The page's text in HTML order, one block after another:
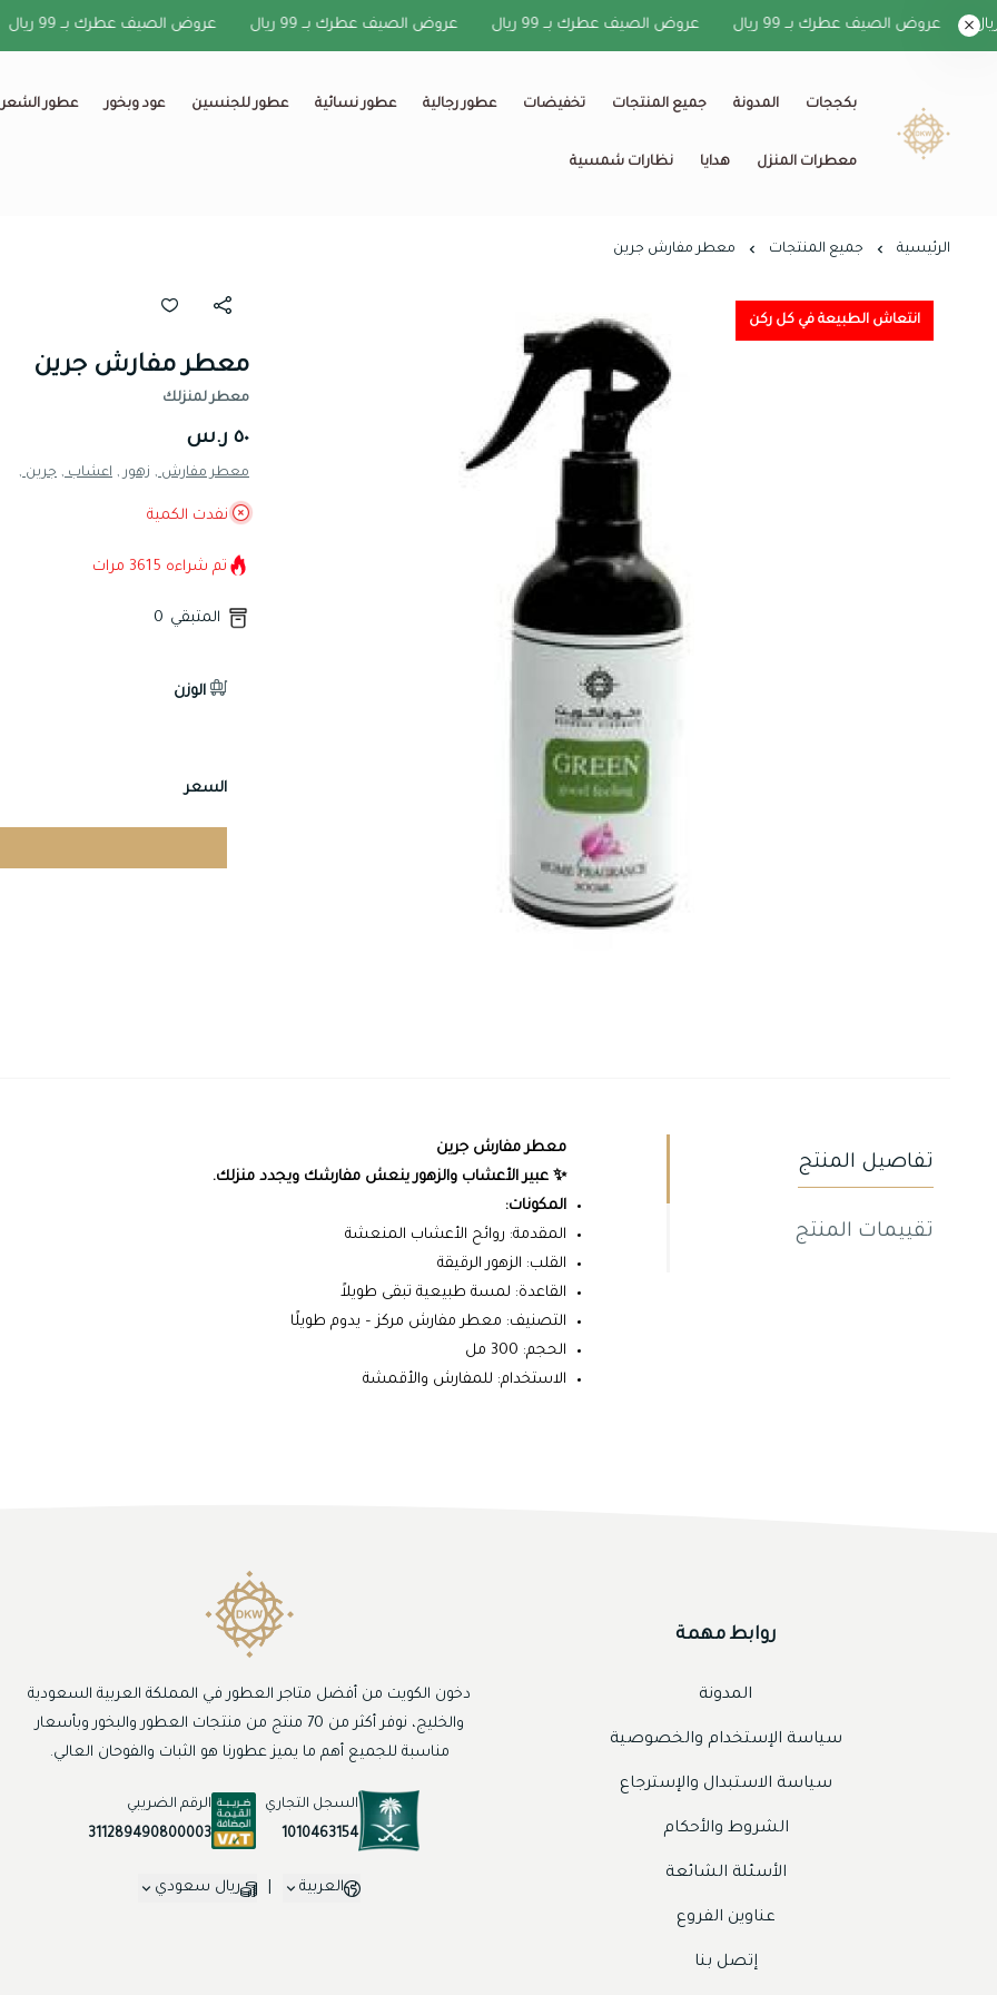
عروض الصيف عطرك بــ 99 ريال عروض الصيف عطرك بــ 99 ريال عروض الصيف عطرك بــ 99 ريال عروض الصيف عطرك بــ 99 ريال
بكججات المدونة جميع المنتجات تخفيضات عطور رجالية عطور نسائية عطور للجنسين عود وبخور عطور الشعر
معطرات المنزل هدايا نظارات شمسية
الرئيسية جميع المنتجات معطر مفارش جرين
انتعاش الطبيعة في كل ركن
معطر مفارش جرين
معطر لمنزلك
٥٠ ر.س
معطر مفارش , زهور , اعشاب , جرين ,
نفدت الكمية
تم شراءه 3615 مرات
المتبقي 0
الوزن
السعر
تفاصيل المنتج
تقييمات المنتج
معطر مفارش جرين
✨ عبير الأعشاب والزهور ينعش مفارشك ويجدد منزلك.
المكونات:
المقدمة: روائح الأعشاب المنعشة
القلب: الزهور الرقيقة
القاعدة: لمسة طبيعية تبقى طويلاً
التصنيف: معطر مفارش مركز – يدوم طويلًا
الحجم: 300 مل
الاستخدام: للمفارش والأقمشة
روابط مهمة
المدونة
سياسة الإستخدام والخصوصية
سياسة الاستبدال والإسترجاع
الشروط والأحكام
الأسئلة الشائعة
عناوين الفروع
إتصل بنا
دخون الكويت من أفضل متاجر العطور في المملكة العربية السعودية
والخليج، نوفر أكثر من 70 منتج من منتجات العطور والبخور وبأسعار
مناسبة للجميع أهم ما يميز عطورنا هو الثبات والفوحان العالي.
السجل التجاري
1010463154
الرقم الضريبي
311289490800003
العربية ريال سعودي